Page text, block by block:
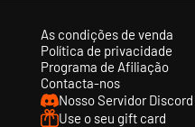
As condições de venda
Política de privacidade
Programa de Afiliação
Contacta-nos
Nosso Servidor
Use o seu gift card